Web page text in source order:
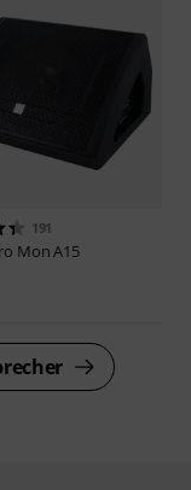
191
Mon A15